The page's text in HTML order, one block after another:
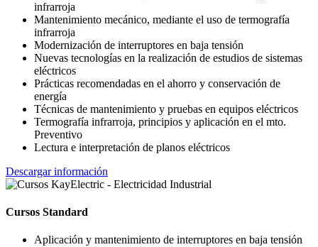
infrarroja
Mantenimiento mecánico, mediante el uso de termografía
infrarroja
Modernización de interruptores en baja tensión
Nuevas tecnologías en la realización de estudios de sistemas
eléctricos
Prácticas recomendadas en el ahorro y conservación de
energía
Técnicas de mantenimiento y pruebas en equipos eléctricos
Termografía infrarroja, principios y aplicación en el mto.
Preventivo
Lectura e interpretación de planos eléctricos
Descargar información
Cursos Standard
Aplicación y mantenimiento de interruptores en baja tensión